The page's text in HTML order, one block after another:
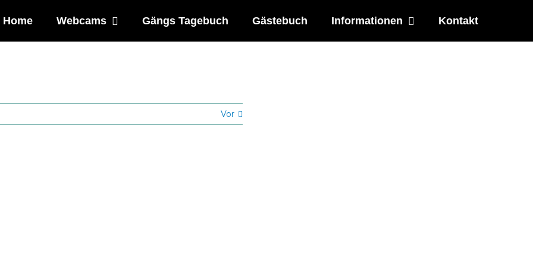
Home Webcams Gängs Tagebuch Gästebuch Informationen Kontakt
Vor